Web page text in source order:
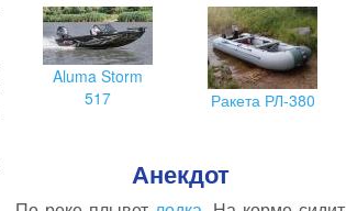
Aluma Storm
517
Ракета РЛ-380
Анекдот